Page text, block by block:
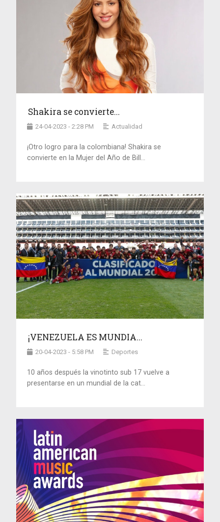
Shakira se convierte...
24-04-2023 - 2:28 PM Actualidad
¡Otro logro para la colombiana! Shakira se
convierte en la Mujer del Año de Bill...
¡VENEZUELA ES MUNDIA...
20-04-2023 - 5:58 PM Deportes
10 años después la vinotinto sub 17 vuelve a
presentarse en un mundial de la cat...